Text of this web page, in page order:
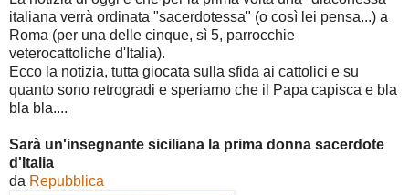
italiana verrà ordinata "sacerdotessa" (o così lei pensa...) a
Roma (per una delle cinque, sì 5, parrocchie
veterocattoliche d'Italia).
Ecco la notizia, tutta giocata sulla sfida ai cattolici e su
quanto sono retrogradi e speriamo che il Papa capisca e bla
bla bla....
Sarà un'insegnante siciliana la prima donna sacerdote
d'Italia
da Repubblica